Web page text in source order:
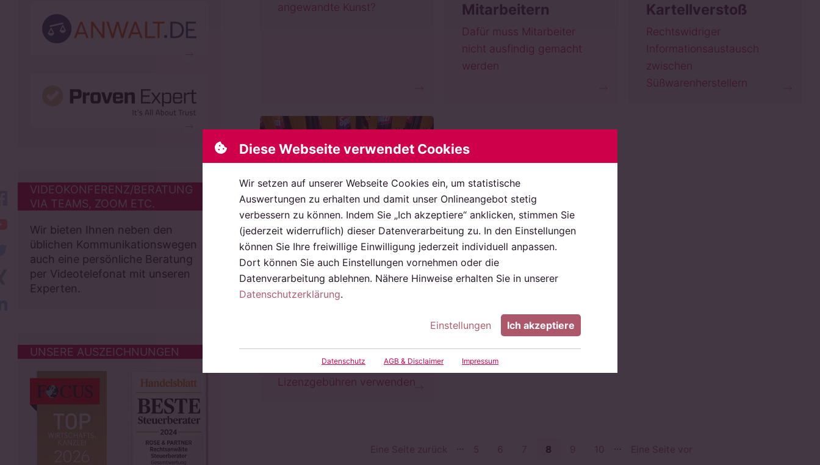
angewandte Kunst?
Mitarbeitern
Dafür muss Mitarbeiter
nicht ausfindig gemacht
werden
Kartellverstoß
Rechtswidriger
Informationsaustausch
zwischen
Süßwarenherstellern
18. Dezember 2023
Riegele gibt sich im
Spezi-
Markenrechtsstreit
Paulaner darf „Spezi“
weiter ohne
Lizenzgebühren verwenden
Eine Seite zurück … 5 6 7 8 9 10 … Eine Seite vor
VIDEOKONFERENZ/BERATUNG
VIA TEAMS, ZOOM ETC.
Wir bieten Ihnen neben den
üblichen Kommunikationswegen
auch eine persönliche Beratung
per Videotelefonat mit unseren
Experten.
UNSERE AUSZEICHNUNGEN
facebook
twitter
Xing
Diese Webseite verwendet Cookies
Wir setzen auf unserer Webseite Cookies ein, um statistische
Auswertungen zu erhalten und damit unser Onlineangebot stetig
verbessern zu können. Indem Sie „Ich akzeptiere“ anklicken, stimmen Sie
(jederzeit widerruflich) dieser Datenverarbeitung zu. In den Einstellungen
können Sie Ihre freiwillige Einwilligung jederzeit individuell anpassen.
Dort können Sie auch Einstellungen vornehmen oder die
Datenverarbeitung ablehnen. Nähere Hinweise erhalten Sie in unserer
Datenschutzerklärung.
Einstellungen Ich akzeptiere
Datenschutz AGB & Disclaimer Impressum